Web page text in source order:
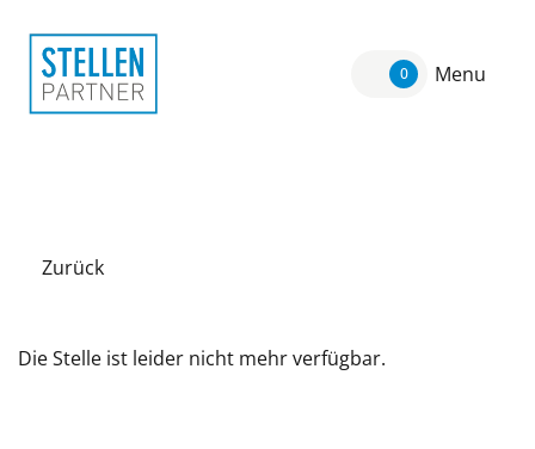
0 Menu
Zurück
Die Stelle ist leider nicht mehr verfügbar.